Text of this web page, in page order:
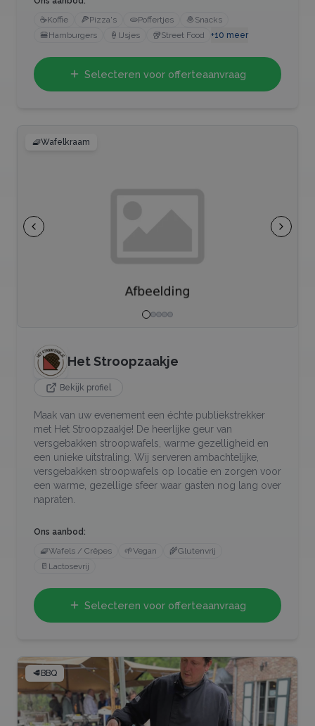
☕Koffie 🍕Pizza's 🫓Poffertjes 🧆Snacks
🍔Hamburgers 🍦 IJsjes 🥡Street Food +10 meer
Selecteren voor offerteaanvraag
🧇Wafelkraam
Het Stroopzaakje
Bekijk profiel
Maak van uw evenement een échte publiekstrekker
met Het Stroopzaakje! De heerlijke geur van
versgebakken stroopwafels, warme gezelligheid en
een unieke uitstraling. Wij serveren ambachtelijke,
versgebakken stroopwafels op locatie en zorgen voor
een warme, gezellige sfeer waar gasten nog lang over
napraten.
Ons aanbod:
🧇Wafels / Crêpes 🌱Vegan 🌾Glutenvrij
🥛 Lactosevrij
Selecteren voor offerteaanvraag
🥩BBQ